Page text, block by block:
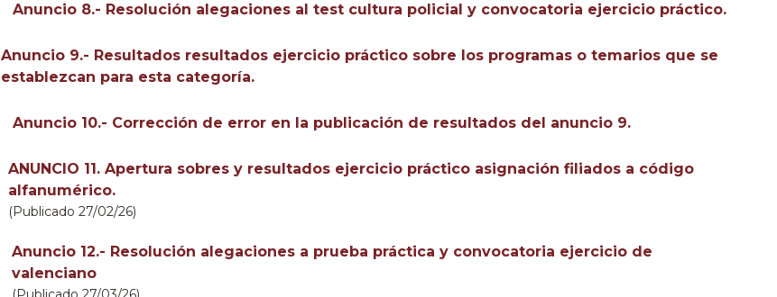
Anuncio 8.- Resolución alegaciones al test cultura policial y convocatoria ejercicio práctico.
Anuncio 9.- Resultados resultados ejercicio práctico sobre los programas o temarios que se
establezcan para esta categoría.
Anuncio 10.- Corrección de error en la publicación de resultados del anuncio 9.
ANUNCIO 11. Apertura sobres y resultados ejercicio práctico asignación filiados a código
alfanumérico.
(Publicado 27/02/26)
Anuncio 12.- Resolución alegaciones a prueba práctica y convocatoria ejercicio de
valenciano